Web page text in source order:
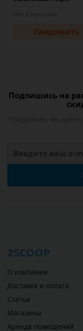
Уведомить
Подпишись на
2SCOOP
О компании
Доставка и оплата
Статьи
Магазины
Аренда помещений